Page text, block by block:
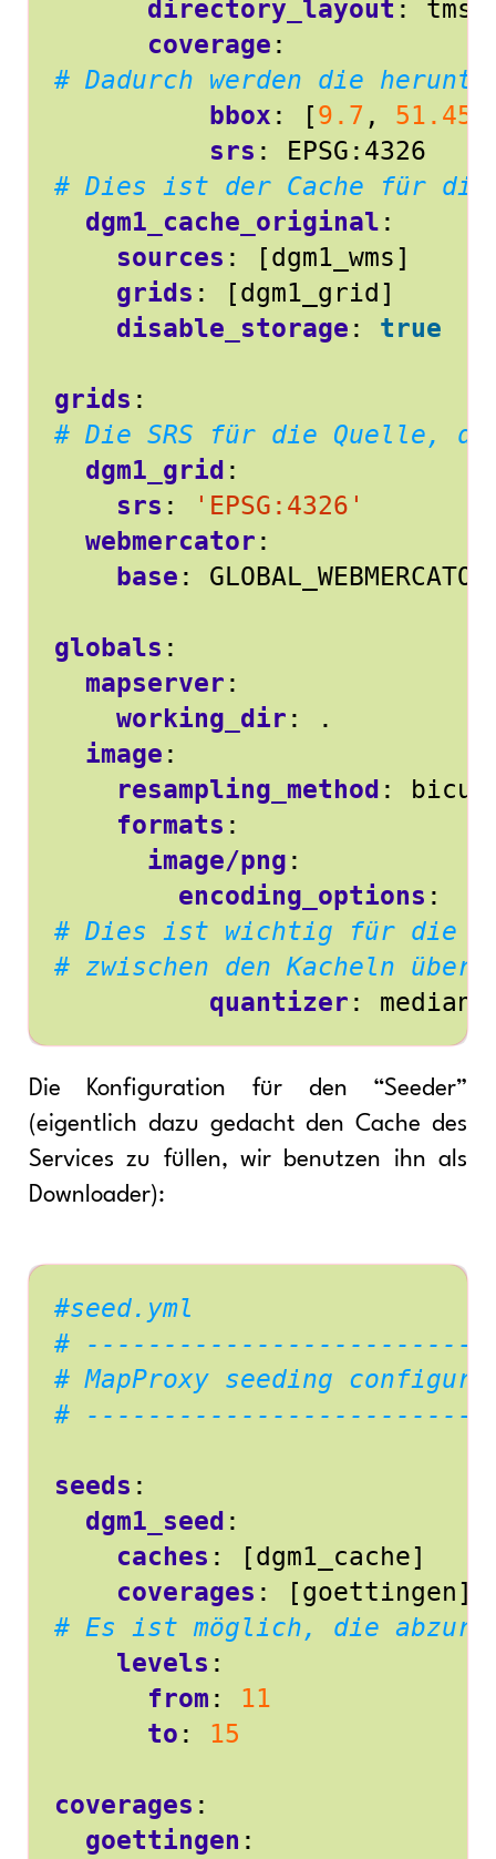
directory_layout :
tms
coverage :
# Dadurch werden die
bbox : [9.7 , 51.45
srs :
EPSG:4326
# Dies ist der Cache für die
dgm1_cache_original :
sources : [dgm1_wms]
grids : [dgm1_grid]
disable_storage : true
grids :
# Die SRS für die Quelle,
dgm1_grid :
srs :
'EPSG:4326'
webmercator :
base : GLOBAL_WEBMERCATOR
globals :
mapserver :
working_dir :
.
image :
resampling_method :
formats :
image/png :
encoding_options :
# Dies ist wichtig für die
# zwischen den Kacheln
quantizer :
Die Konfiguration für den “Seeder”
(eigentlich dazu gedacht den Cache des
Services zu füllen, wir benutzen ihn als
Downloader):
#seed.yml
#
# MapProxy seeding
#
seeds :
dgm1_seed :
caches : [dgm1_cache]
coverages : [goettingen]
# Es ist möglich, die
levels :
from :
11
to : 15
coverages :
goettingen :